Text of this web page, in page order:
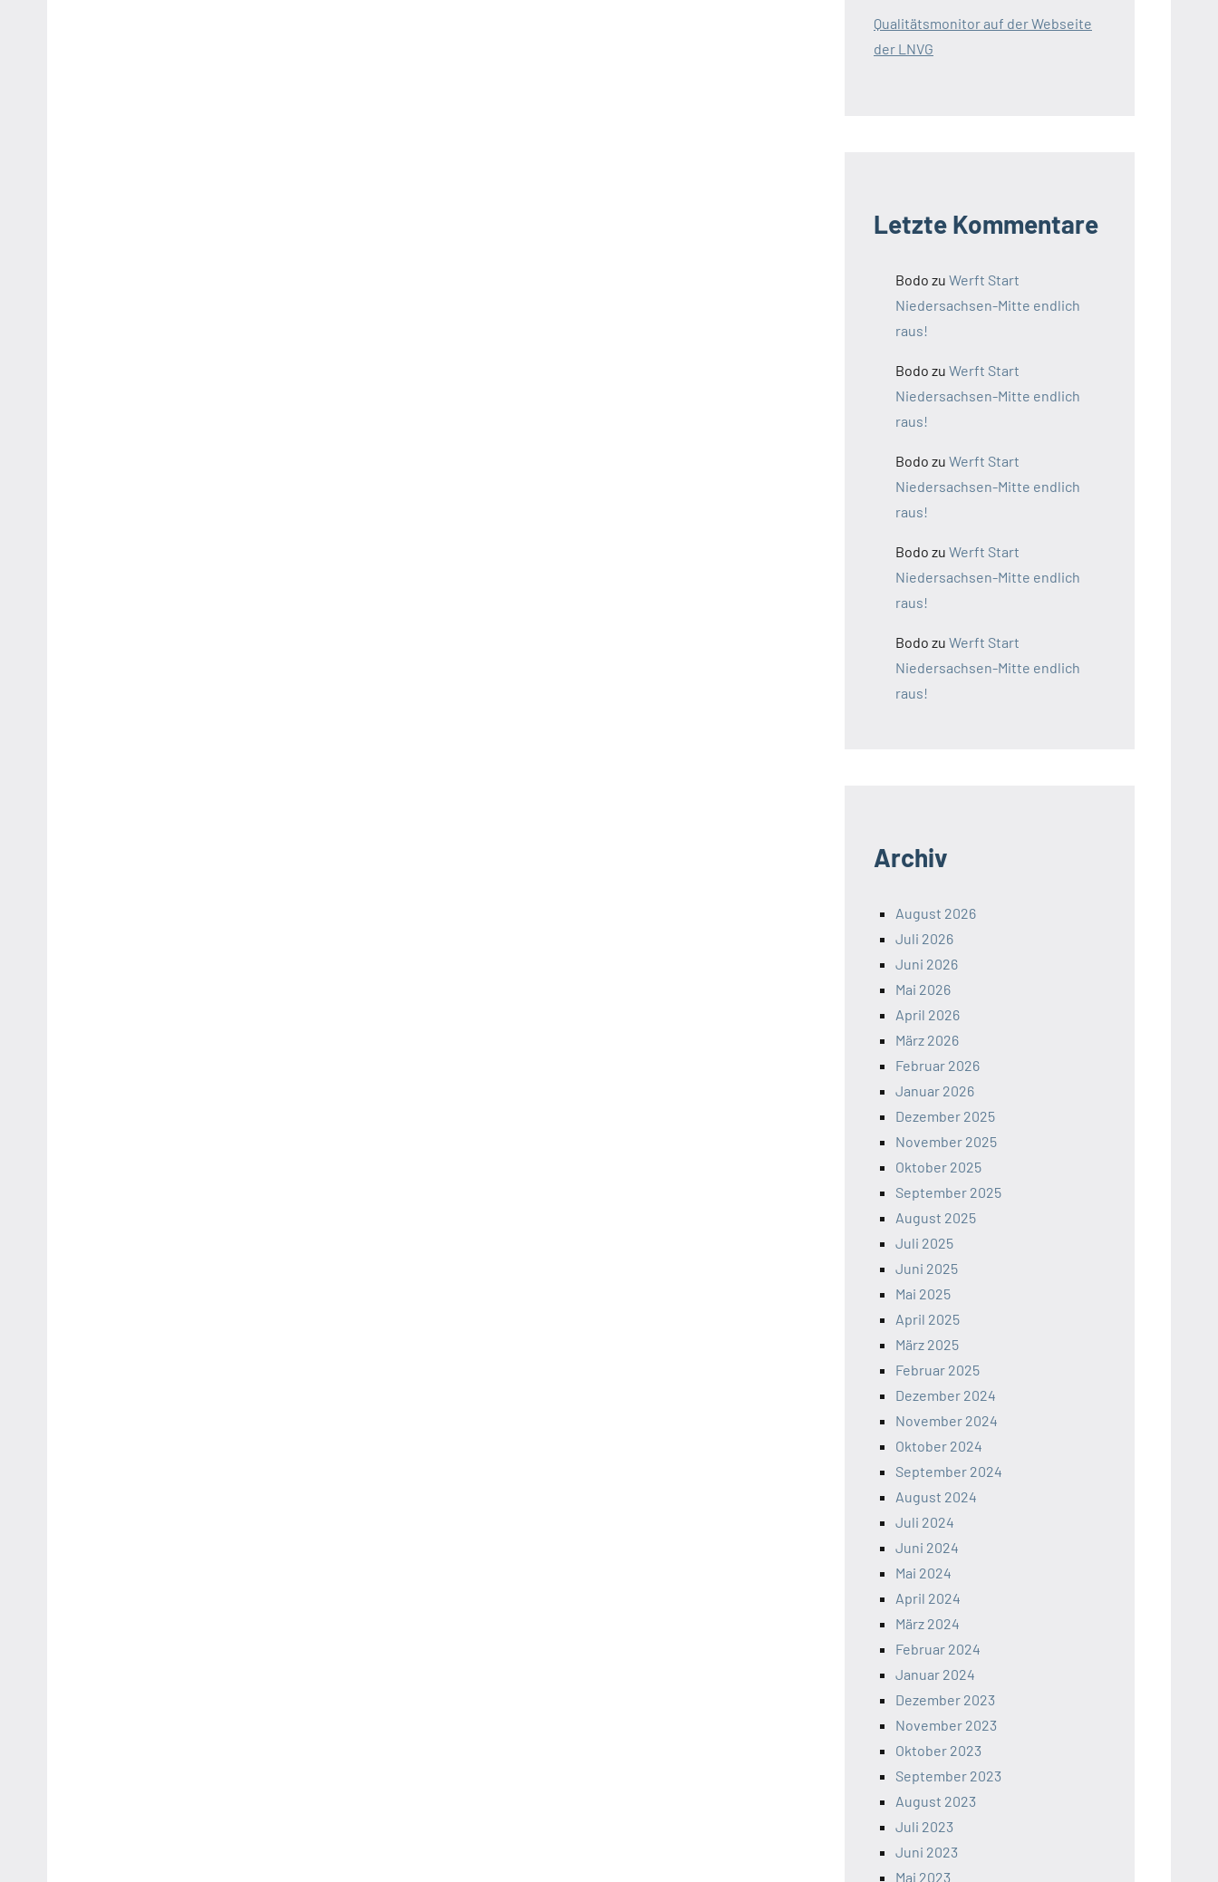
Qualitätsmonitor auf der Webseite
der LNVG
Letzte Kommentare
Bodo zu Werft Start
Niedersachsen-Mitte endlich
raus!
Bodo zu Werft Start
Niedersachsen-Mitte endlich
raus!
Bodo zu Werft Start
Niedersachsen-Mitte endlich
raus!
Bodo zu Werft Start
Niedersachsen-Mitte endlich
raus!
Bodo zu Werft Start
Niedersachsen-Mitte endlich
raus!
Archiv
August 2026
Juli 2026
Juni 2026
Mai 2026
April 2026
März 2026
Februar 2026
Januar 2026
Dezember 2025
November 2025
Oktober 2025
September 2025
August 2025
Juli 2025
Juni 2025
Mai 2025
April 2025
März 2025
Februar 2025
Dezember 2024
November 2024
Oktober 2024
September 2024
August 2024
Juli 2024
Juni 2024
Mai 2024
April 2024
März 2024
Februar 2024
Januar 2024
Dezember 2023
November 2023
Oktober 2023
September 2023
August 2023
Juli 2023
Juni 2023
Mai 2023